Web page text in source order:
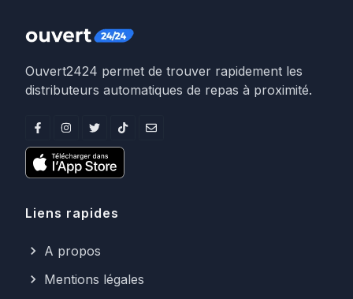
Ouvert2424 permet de trouver rapidement les
distributeurs automatiques de repas à proximité.
Liens rapides
A propos
Mentions légales